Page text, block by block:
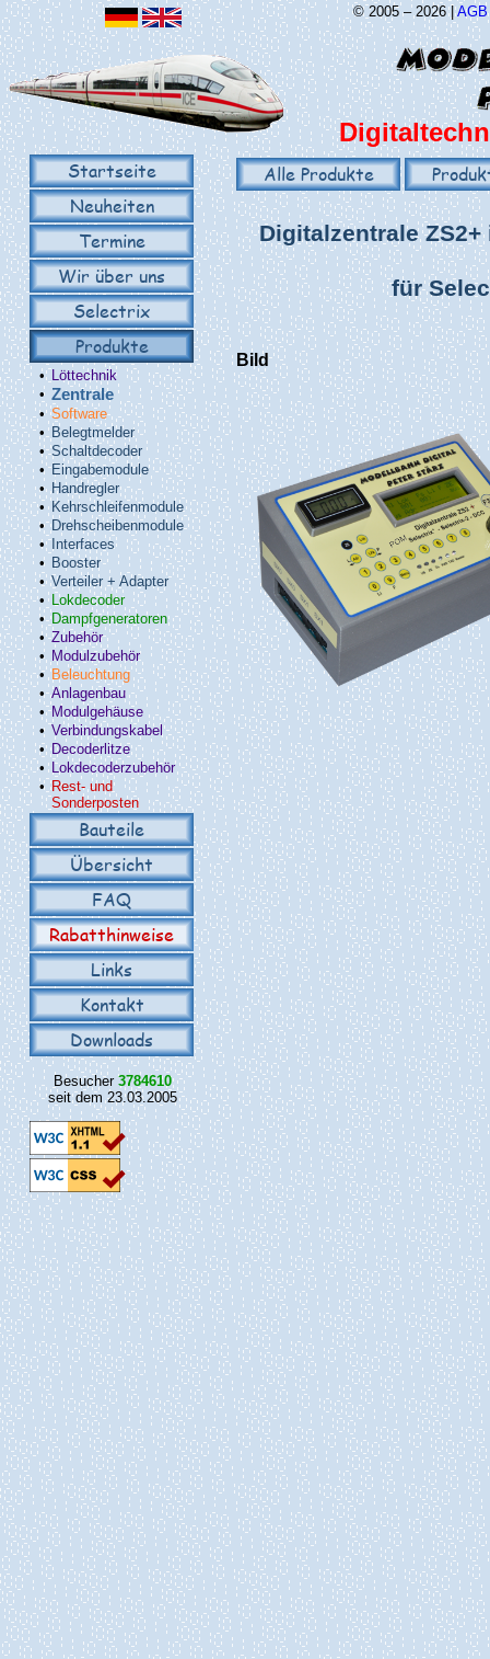
© 2005 – 2026 |AGB
Startseite
Neuheiten
Termine
Wir über uns
Selectrix
Produkte
• Löttechnik
• Zentrale
• Software
• Belegtmelder
•Schaltdecoder
• Eingabemodule
• Handregler
• Kehrschleifenmodule
• Drehscheibenmodule
• Interfaces
• Booster
• Verteiler + Adapter
• Lokdecoder
• Dampfgeneratoren
•Zubehör
• Modulzubehör
• Beleuchtung
•Anlagenbau
• Modulgehäuse
• Verbindungskabel
• Decoderlitze
• Lokdecoderzubehör
• Rest- und
Sonderposten
Bauteile
Übersicht
FAQ
Rabatthinweise
Links
Kontakt
Downloads
Besucher 3784610
seit dem 23.03.2005
Alle Produkte
Digitalzentrale
für
Bild